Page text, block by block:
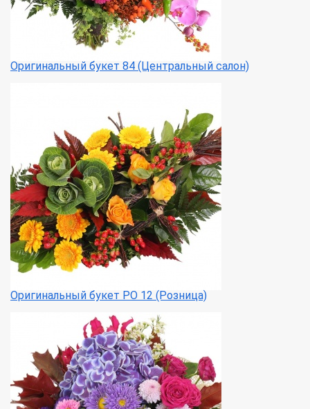
Оригинальный букет 84 (Центральный салон)
Оригинальный букет РО 12 (Розница)